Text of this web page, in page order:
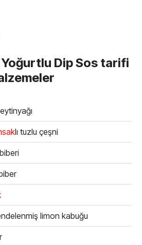
Yoğurtlu Dip Sos tarifi
lı tuzlu çeşni
limon kabuğu